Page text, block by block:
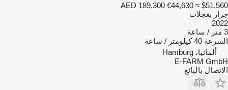
AED 189,300 €44,630 ≈ $51,560
جرار بعجلات
2022
3 متر / ساعة
السرعة 40 كيلومتر / ساعة
ألمانيا، Hamburg
E-FARM GmbH
الاتصال بالبائع